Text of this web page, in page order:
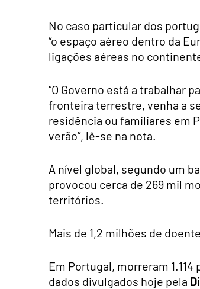
No caso particular dos
“o espaço aéreo dentro da
ligações aéreas no
“O Governo está a trabalhar
fronteira terrestre, venha a
residência ou familiares em
verão”, lê-se na nota.
A nível global, segundo um
provocou cerca de 269 mil
territórios.
Mais de 1,2 milhões de
Em Portugal, morreram
dados divulgados hoje pela